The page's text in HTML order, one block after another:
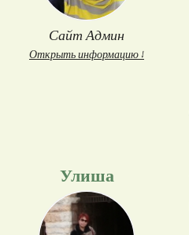
Сайт Админ
Открыть информацию ↓
Улиша